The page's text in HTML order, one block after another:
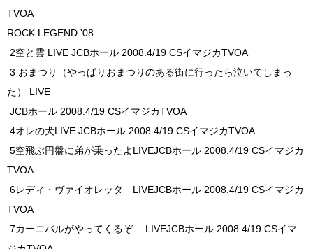
TVOA
ROCK LEGEND '08
2空と雲 LIVE JCBホール 2008.4/19 CSイマジカTVOA
3 おまつり（やっぱりおまつりのある街に行ったら泣いてしまっ
た） LIVE
JCBホール 2008.4/19 CSイマジカTVOA
4オレの犬LIVE JCBホール 2008.4/19 CSイマジカTVOA
5空飛ぶ円盤に弟が乗ったよLIVEJCBホール 2008.4/19 CSイマジカ
TVOA
6レディ・ヴァイオレッタ LIVEJCBホール 2008.4/19 CSイマジカ
TVOA
7カーニバルがやってくるぞ LIVEJCBホール 2008.4/19 CSイマ